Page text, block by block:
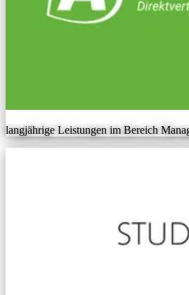
langjährige Leistungen im Bereich